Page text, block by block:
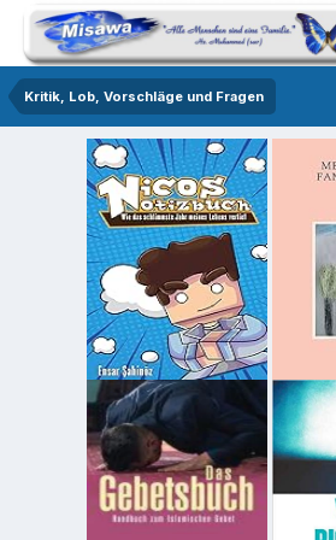
Kritik, Lob, Vorschläge und Fragen